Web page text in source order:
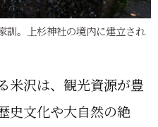
訓。上杉神社の境内に建立され
米沢は、観光資源が豊
史文化や大自然の絶